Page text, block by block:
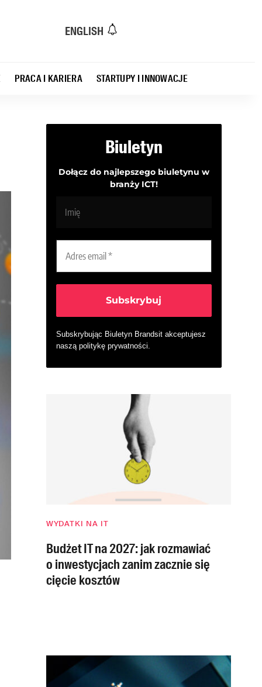
ENGLISH
PRACA I KARIERA STARTUPY I INNOWACJE
Biuletyn
Dołącz do najlepszego biuletynu w
branży ICT!
Subskrybując Biuletyn Brandsit akceptujesz
naszą politykę prywatności
WYDATKI NA IT
Budżet IT na 2027: jak rozmawiać
o inwestycjach zanim zacznie się
cięcie kosztów